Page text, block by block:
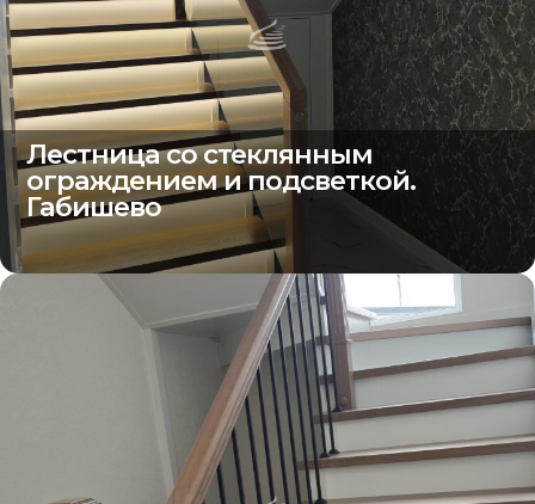
Лестница со стеклянным
ограждением и подсветкой.
Габишево